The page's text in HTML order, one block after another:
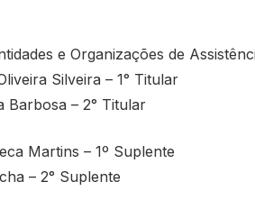
e Organizações de
Silveira – 1° Titular
Barbosa – 2° Titular
Martins – 1º Suplente
– 2° Suplente